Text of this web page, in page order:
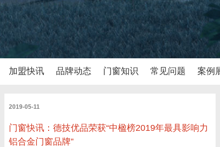
加盟快讯 品牌动态 门窗知识 常见问题 案例
2019-05-11
门窗快讯：德技优品荣获“中楹榜2019年最具影响力
铝合金门窗品牌”